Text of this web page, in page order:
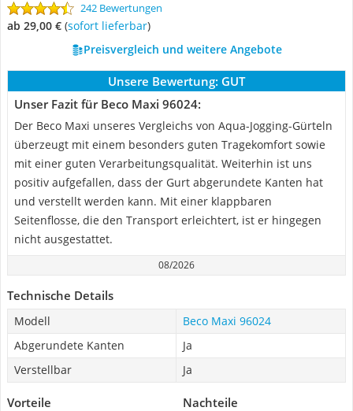
242 Bewertungen
ab 29,00 € ( Sofort lieferbar)
Preisvergleich und weitere Angebote
Unsere Bewertung: GUT
Unser Fazit für Beco Maxi 96024:
Der Beco Maxi unseres Vergleichs von Aqua-Jogging-Gürteln
überzeugt mit einem besonders guten Tragekomfort sowie
mit einer guten Verarbeitungsqualität. Weiterhin ist uns
positiv aufgefallen, dass der Gurt abgerundete Kanten hat
und verstellt werden kann. Mit einer klappbaren
Seitenflosse, die den Transport erleichtert, ist er hingegen
nicht ausgestattet.
08/2026
Technische Details
Modell
Beco Maxi 96024
Abgerundete Kanten
Ja
Verstellbar
Ja
Vorteile Nachteile